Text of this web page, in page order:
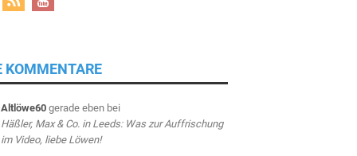
KOMMENTARE
Altlöwe60 gerade ebenbei
Häßler, Max & Co. in Leeds: Was zur Auffrischung
im Video, liebe Löwen!